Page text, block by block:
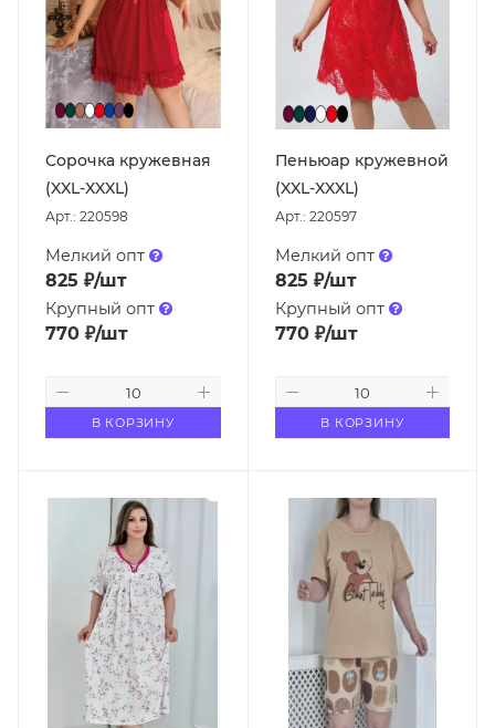
Сорочка кружевная
(XXL-XXXL)
Арт.: 220598
Мелкий опт
825 ₽/шт
Крупный опт
770 ₽/шт
В КОРЗИНУ
Пеньюар кружевной
(XXL-XXXL)
Арт.: 220597
Мелкий опт
825 ₽/шт
Крупный опт
770₽/шт
В КОРЗИНУ